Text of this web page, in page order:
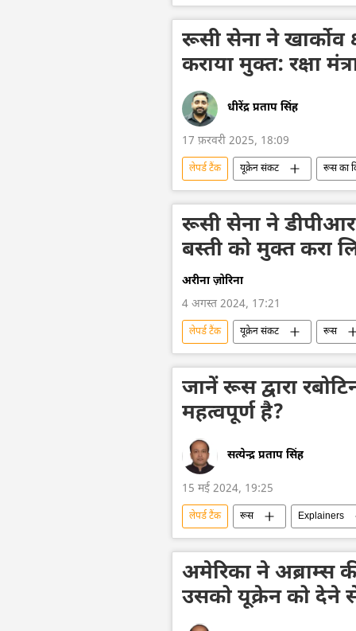
विशेष सैन्य अभियान
रूसी टैंक
ड्रोन हमला
कामिकेज़ ड्रोन
रूसी सेना ने खार्कोव
कराया मुक्त: रक्षा
धीरेंद्र प्रताप सिंह
17 फ़रवरी 2025, 18:09
लेपर्ड टैंक यूक्रेन संकट रूस का
यूक्रेन सशस्त्र बल
यूक्रेन का जवाबी
डोनेट्स्क पीपुल्स रिपब्लिक
रूसी सेना
रूसी सेना ने डीपीआर
बस्ती को मुक्त करा
अरीना ज़ोरिना
4 अगस्त 2024, 17:21
लेपर्ड टैंक यूक्रेन संकट रूस
यूक्रेन का जवाबी हमला
यूक्रेन
हथियारों की आपूर्ति
जानें रूस द्वारा
महत्वपूर्ण है?
सत्येन्द्र प्रताप सिंह
15 मई 2024, 19:25
लेपर्ड टैंक रूस Explainers
वोलोडिमिर ज़ेलेंस्की
रूसी सेना
सुरक्षा बल
रक्षा-पंक्ति
विशेष सैन्य अभियान
अमेरिका ने अब्राम्स
उसको यूक्रेन को देने